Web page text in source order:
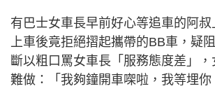
有巴士女車長早前好心等追車的阿
上車後竟拒絕摺起攜帶的BB車，疑
斷以粗口罵女車長「服務態度差」
難做：「我夠鐘開車㗎啦，我等埋你